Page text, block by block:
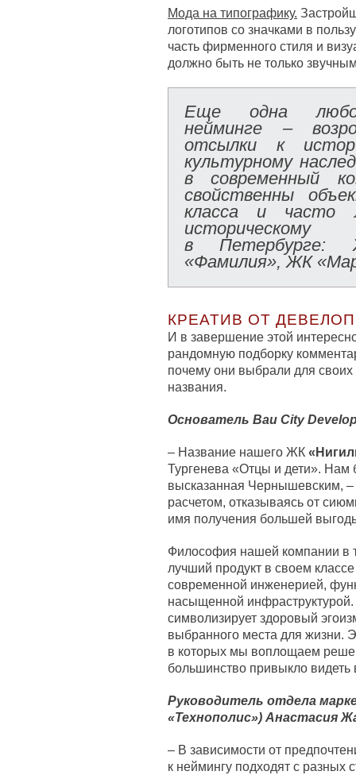
Мода на типографику.
логотипов со значками в
часть фирменного стиля и
должно быть не только
Еще одна
нейминге –
отсылки к
культурному
в современный
свойственны
класса и часто
в Петербурге:
«Фамилия», ЖК
КРЕАТИВ ОТ
И в завершение этой
рандомную подборку
почему они выбрали для
названия.
Основатель Bau City
– Название нашего ЖК
Тургенева «Отцы и дети». Нам
высказанная Чернышевским, –
расчетом, отказываясь от
имя получения большей
Философия нашей компании в
лучший продукт в своем
современной инженерией,
насыщенной инфраструктурой.
символизирует здоровый
выбранного места для жизни.
в которых мы воплощаем
большинство привыкло видеть
Руководитель отдела
«Технополис») Анастасия
– В зависимости от
к неймингу подходят с